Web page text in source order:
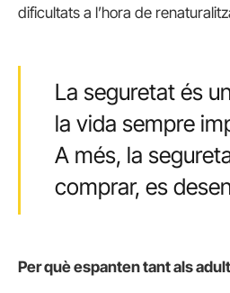
dificultats a l’hora de
La seguretat és
la vida sempre
A més, la
comprar, es
Per què espanten tant als